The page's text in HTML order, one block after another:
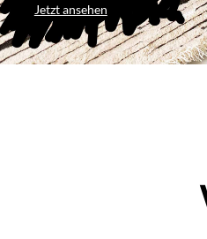
Jetzt ansehen